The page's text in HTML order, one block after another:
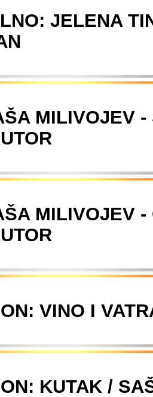
JELENA
MILIVOJEV
MILIVOJEV
VINO I
KUTAK /